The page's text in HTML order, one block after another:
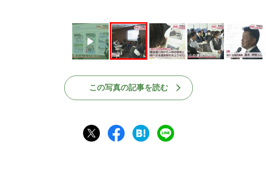
この写真の記事を読む